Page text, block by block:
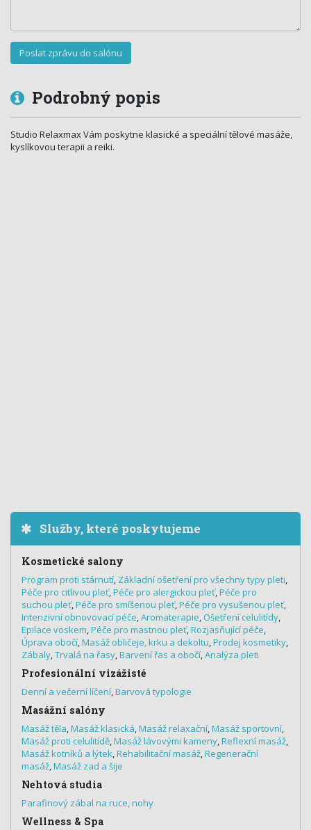
Podrobný popis
Studio Relaxmax Vám poskytne klasické a speciální tělové masáže,
kyslíkovou terapii a reiki.
Služby, které poskytujeme
Kosmetické salony
Program proti stárnutí, Základní ošetření pro všechny typy pleti,
Péče pro citlivou pleť,Péče pro alergickou pleť,Péče pro
suchou pleť,Péče pro smíšenou pleť,Péče pro vysušenou pleť,
Intenzivní obnovovací péče,Aromaterapie, Ošetření celulitídy,
Epilace voskem,Péče pro mastnou pleť,Rozjasňující péče,
Úprava obočí,Masáž obličeje, krku a dekoltu,Prodej kosmetiky,
Zábaly,Trvalá na řasy,Barvení řas a obočí,Analýza pleti
Profesionální vizážisté
Denní a večerní líčení,Barvová typologie
Masážní salóny
Masáž těla,Masáž klasická,Masáž relaxační,Masáž sportovní,
Masáž proti celulitídě,Masáž lávovými kameny,Reflexní masáž,
Masáž kotníků a lýtek,Rehabilitační masáž,Regenerační
masáž,Masáž zad a šije
Nehtová studia
Parafinový zábal na ruce, nohy
Wellness & Spa